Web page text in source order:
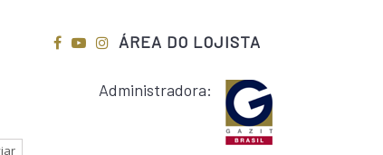
ÁREA DO LOJISTA
Administradora: